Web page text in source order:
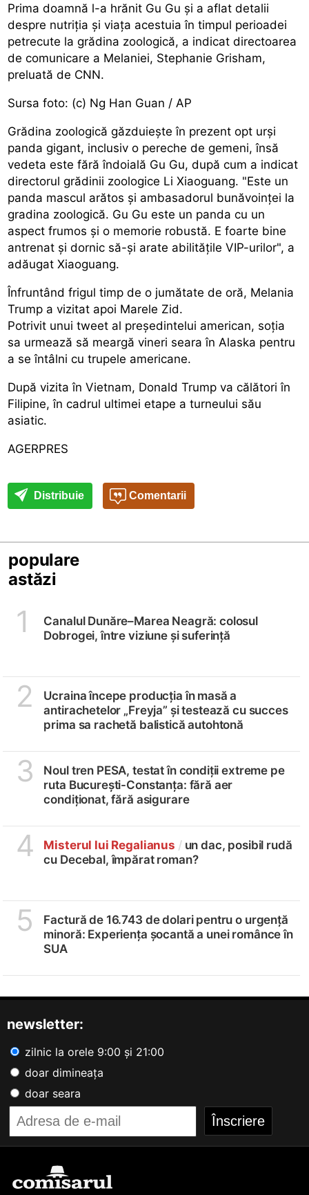
Prima doamnă l-a hrănit Gu Gu și a aflat detalii
despre nutriția și viața acestuia în timpul perioadei
petrecute la grădina zoologică, a indicat directoarea
de comunicare a Melaniei, Stephanie Grisham,
preluată de CNN.
Sursa foto: (c) Ng Han Guan / AP
Grădina zoologică găzduiește în prezent opt urși
panda gigant, inclusiv o pereche de gemeni, însă
vedeta este fără îndoială Gu Gu, după cum a indicat
directorul grădinii zoologice Li Xiaoguang. "Este un
panda mascul arătos și ambasadorul bunăvoinței la
gradina zoologică. Gu Gu este un panda cu un
aspect frumos și o memorie robustă. E foarte bine
antrenat și dornic să-și arate abilitățile VIP-urilor", a
adăugat Xiaoguang.
Înfruntând frigul timp de o jumătate de oră, Melania
Trump a vizitat apoi Marele Zid.
Potrivit unui tweet al președintelui american, soția
sa urmează să meargă vineri seara în Alaska pentru
a se întâlni cu trupele americane.
După vizita în Vietnam, Donald Trump va călători în
Filipine, în cadrul ultimei etape a turneului său
asiatic.
AGERPRES
Distribuie Comentarii
populare
astăzi
1
Canalul Dunăre–Marea Neagră: colosul
Dobrogei, între viziune și suferință
2
Ucraina începe producția în masă a
antirachetelor „Freyja” și testează cu succes
prima sa rachetă balistică autohtonă
3
Noul tren PESA, testat în condiții extreme pe
ruta București-Constanța: fără aer
condiționat, fără asigurare
4 Misterul lui Regalianus /un dac, posibil rudă
cu Decebal, împărat roman?
5
Factură de 16.743 de dolari pentru o urgență
minoră: Experiența șocantă a unei românce în
SUA
newsletter:
zilnic la orele 9:00 și 21:00
doar dimineața
doar seara